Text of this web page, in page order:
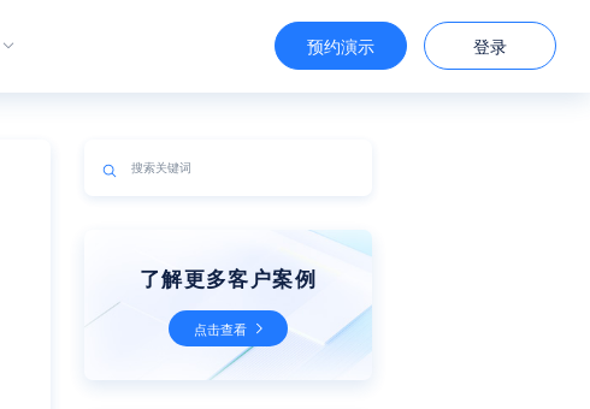
预约演示 登录
了解更多客户案例
点击查看